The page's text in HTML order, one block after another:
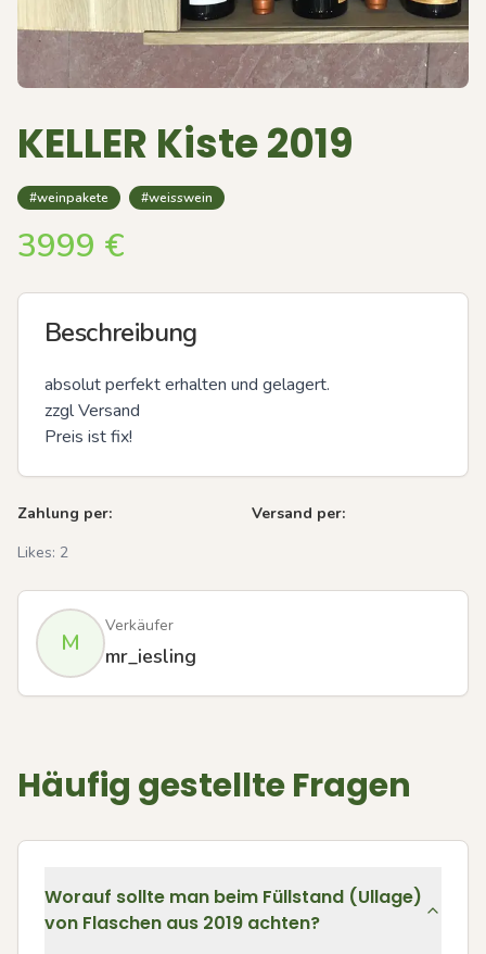
KELLER Kiste 2019
#weinpakete #weisswein
3999 €
Beschreibung
absolut perfekt erhalten und gelagert.
zzgl Versand
Preis ist fix!
Zahlung per:
Versand per:
Likes: 2
M
Verkäufer
mr_iesling
Häufig gestellte Fragen
Worauf sollte man beim Füllstand (Ullage)
von Flaschen aus 2019 achten?